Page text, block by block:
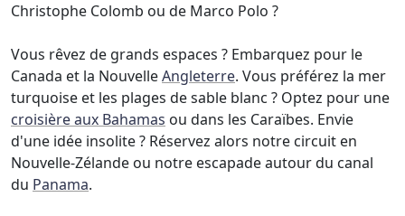
Christophe Colomb ou de Marco Polo ?
Vous rêvez de grands espaces ? Embarquez pour le
Canada et la NouvelleAngleterre. Vous préférez la mer
turquoise et les plages de sable blanc ? Optez pour une
croisière aux Bahamas ou dans les Caraïbes. Envie
d'une idée insolite ? Réservez alors notre circuit en
Nouvelle-Zélande ou notre escapade autour du canal
du Panama.